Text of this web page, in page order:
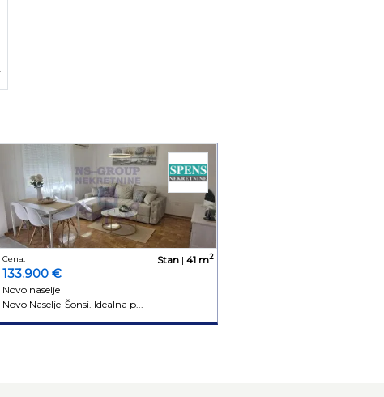
Cena:
133.900 €
Stan| 41 m2
Novo naselje
Novo Naselje-Šonsi. Idealna p...